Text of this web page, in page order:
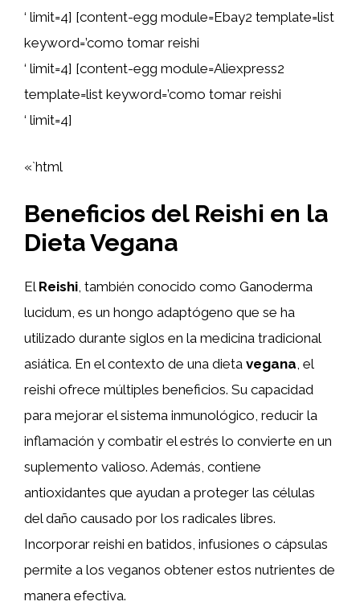
‘ limit=4] [content-egg module=Ebay2 template=list
keyword=’como tomar reishi
‘ limit=4] [content-egg module=Aliexpress2
template=list keyword=’como tomar reishi
‘ limit=4]
«`html
Beneficios del Reishi en la
Dieta Vegana
El Reishi, también conocido como Ganoderma
lucidum, es un hongo adaptógeno que se ha
utilizado durante siglos en la medicina tradicional
asiática. En el contexto de una dieta vegana, el
reishi ofrece múltiples beneficios. Su capacidad
para mejorar el sistema inmunológico, reducir la
inflamación y combatir el estrés lo convierte en un
suplemento valioso. Además, contiene
antioxidantes que ayudan a proteger las células
del daño causado por los radicales libres.
Incorporar reishi en batidos, infusiones o cápsulas
permite a los veganos obtener estos nutrientes de
manera efectiva.